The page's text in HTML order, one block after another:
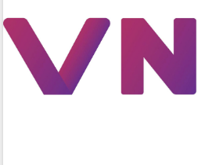
cho trạm y tế cấp xã
Du lịch Đắk Lắk nâng tầm trải nghiệm
du khách thông qua Hệ thống cơ sở dữ
liệu và Bản đồ số
Tập huấn ứng dụng trí tuệ nhân tạo (AI)